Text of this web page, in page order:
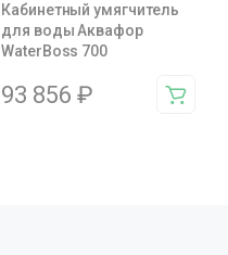
Кабинетный умягчитель
для воды Аквафор
WaterBoss 700
93 856 ₽